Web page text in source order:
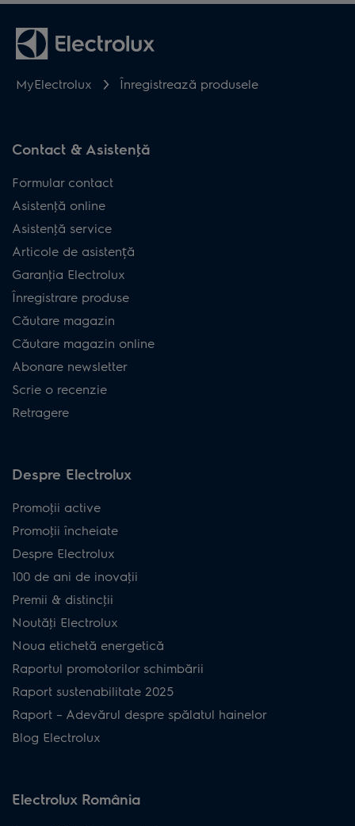
MyElectrolux Înregistrează produsele
Contact & Asistenţă
Formular contact
Asistenţă online
Asistenţă service
Articole de asistență
Garanţia Electrolux
Înregistrare produse
Căutare magazin
Căutare magazin online
Abonare newsletter
Scrie o recenzie
Retragere
Despre Electrolux
Promoţii active
Promoţii încheiate
Despre Electrolux
100 de ani de inovaţii
Premii & distincţii
Noutăţi Electrolux
Noua etichetă energetică
Raportul promotorilor schimbării
Raport sustenabilitate 2025
Raport – Adevărul despre spălatul hainelor
Blog Electrolux
Electrolux România